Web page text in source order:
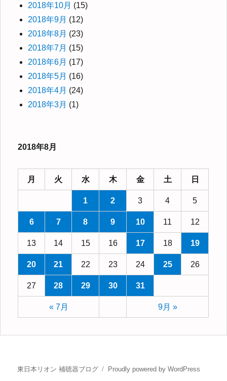
2018年10月 (15)
2018年9月 (12)
2018年8月 (23)
2018年7月 (15)
2018年6月 (17)
2018年5月 (16)
2018年4月 (24)
2018年3月 (1)
2018年8月
月 火 水 木 金 土 日
« 7月 9月 »
1 2 3 4 5
6 7 8 9 10 11 12
13 14 15 16 17 18 19
20 21 22 23 24 25 26
27 28 29 30 31
東日本リオン 補聴器ブログ Proudly powered by WordPress